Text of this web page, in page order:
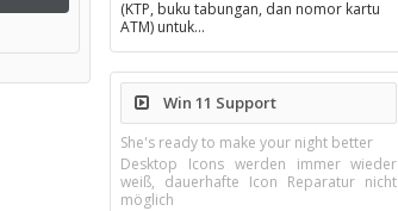
(KTP, buku tabungan, dan nomor kartu
ATM) untuk…
Win 11 Support
She's ready to make your night better
Desktop Icons werden immer wieder
weiß, dauerhafte Icon Reparatur nicht
möglich